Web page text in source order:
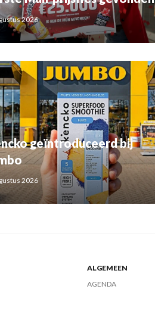
2026
geïntroduceerd bij
2026
ALGEMEEN
AGENDA